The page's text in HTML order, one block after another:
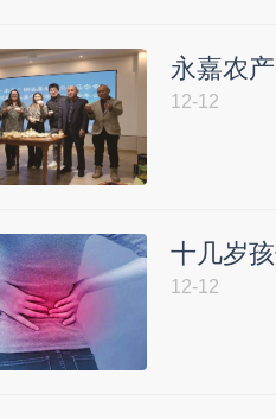
永嘉农
12-12
十几岁
12-12